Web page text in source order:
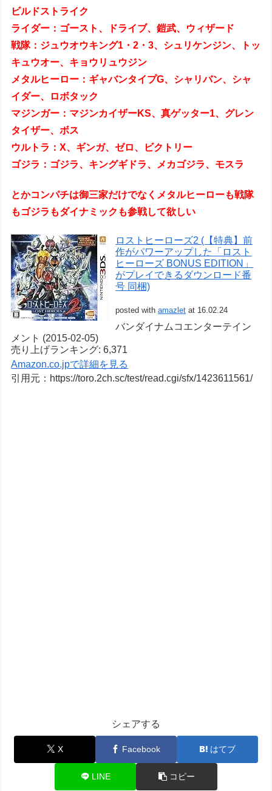
ビルドストライク
ライダー：ゴースト、ドライブ、鎧武、ウィザード
戦隊：ジュウオウキング1・2・3、シュリケンジン、トッ
キュウオー、キョウリュウジン
メタルヒーロー：ギャバンタイプG、シャリバン、シャ
イダー、ロボタック
マジンガー：マジンカイザーKS、真ゲッター1、グレン
タイザー、ボス
ウルトラ：X、ギンガ、ゼロ、ビクトリー
ゴジラ：ゴジラ、キングギドラ、メカゴジラ、モスラ
とかコンパチは御三家だけでなくメタルヒーローも戦隊
もゴジラもダイナミックも参戦して欲しい
ロストヒーローズ2 (【特典】前
作がパワーアップした「ロスト
ヒーローズ BONUS EDITION」
がプレイできるダウンロード番
号 同梱)
posted withamazlet at 16.02.24
バンダイナムコエンターテイン
メント (2015-02-05)
売り上げランキング: 6,371
Amazon.co.jpで詳細を見る
引用元：https://toro.2ch.sc/test/read.cgi/sfx/1423611561/
シェアする
X Facebook はてブ
LINE コピー